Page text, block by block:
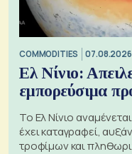
COMMODITIES
Ελ Νίνιο:
εμπορεύσιμα
Το Ελ Νίνιο
έχει καταγραφεί,
τροφίμων και